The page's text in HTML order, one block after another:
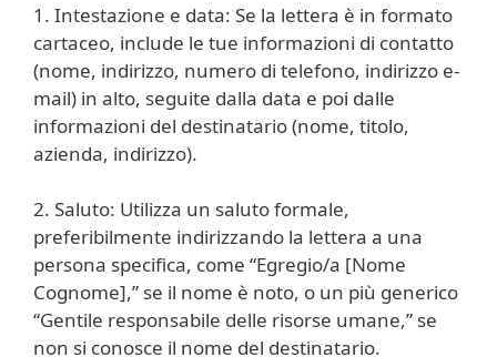
1. Intestazione e data: Se la lettera è in formato
cartaceo, include le tue informazioni di contatto
(nome, indirizzo, numero di telefono, indirizzo e-
mail) in alto, seguite dalla data e poi dalle
informazioni del destinatario (nome, titolo,
azienda, indirizzo).
2. Saluto: Utilizza un saluto formale,
preferibilmente indirizzando la lettera a una
persona specifica, come “Egregio/a [Nome
Cognome],” se il nome è noto, o un più generico
“Gentile responsabile delle risorse umane,” se
non si conosce il nome del destinatario.